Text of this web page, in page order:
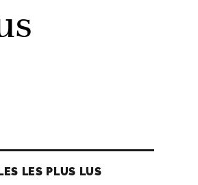
LES PLUS LUS